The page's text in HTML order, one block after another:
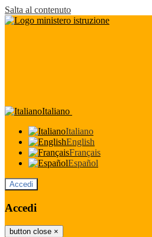
Salta al contenuto
Italiano
Italiano
English
Français
Español
Accedi
Accedi
button close ×